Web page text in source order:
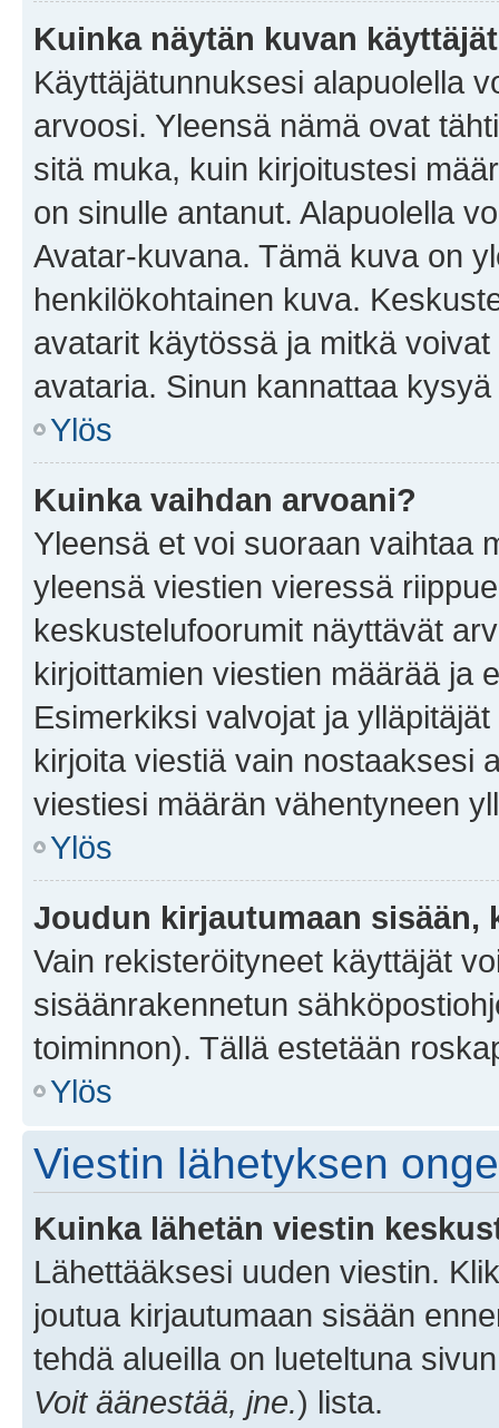
Kuinka näytän kuvan
Käyttäjätunnuksesi alapuolella
arvoosi. Yleensä nämä ovat
sitä muka, kuin kirjoitustesi
on sinulle antanut. Alapuolella
Avatar-kuvana. Tämä kuva on
henkilökohtainen kuva.
avatarit käytössä ja mitkä
avataria. Sinun kannattaa
Ylös
Kuinka vaihdan arvoani?
Yleensä et voi suoraan vaihtaa
yleensä viestien vieressä
keskustelufoorumit näyttävät
kirjoittamien viestien määrää ja
Esimerkiksi valvojat ja
kirjoita viestiä vain nostaaksesi
viestiesi määrän vähentyneen
Ylös
Joudun kirjautumaan sisään,
Vain rekisteröityneet käyttäjät
sisäänrakennetun
toiminnon). Tällä estetään
Ylös
Viestin lähetyksen
Kuinka lähetän viestin
Lähettääksesi uuden viestin.
joutua kirjautumaan sisään
tehdä alueilla on lueteltuna
Voit äänestää, jne.) lista.